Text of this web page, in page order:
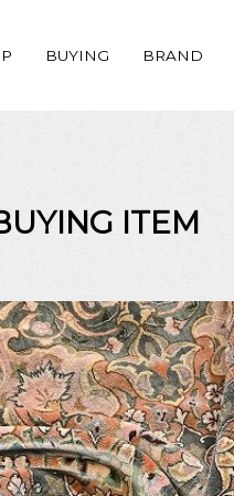
BUYING BRAND
ITEM